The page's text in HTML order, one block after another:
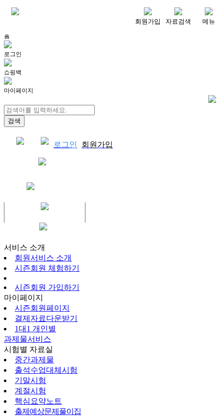
회원가입 자료검색 메뉴
홈
로그인
쇼핑백
마이페이지
로그인 회원가입
서비스 소개
회원서비스 소개
시즌회원 체험하기
시즌회원 가입하기
마이페이지
시즌회원페이지
결제자료다운받기
1대1 개인별
과제물서비스
시험별 자료실
중간과제물
출석수업대체시험
기말시험
계절시험
핵심요약노트
출제예상문제풀이집